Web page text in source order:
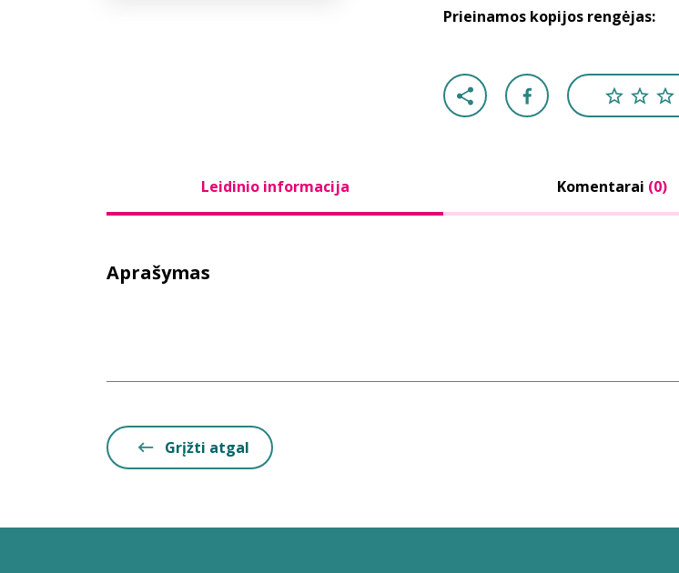
Prieinamos kopijos rengėjas:
Leidinio informacija Komentarai (0)
Aprašymas
Grįžti atgal